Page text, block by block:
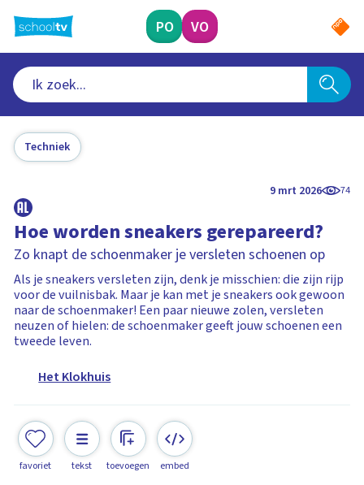
naar
hoofdinhoud
PO VO
Techniek
9 mrt 2026 74
Hoe worden sneakers gerepareerd?
Zo knapt de schoenmaker je versleten schoenen op
Als je sneakers versleten zijn, denk je misschien: die zijn rijp
voor de vuilnisbak. Maar je kan met je sneakers ook gewoon
naar de schoenmaker! Een paar nieuwe zolen, versleten
neuzen of hielen: de schoenmaker geeft jouw schoenen een
tweede leven.
Het Klokhuis
favoriet tekst toevoegen embed